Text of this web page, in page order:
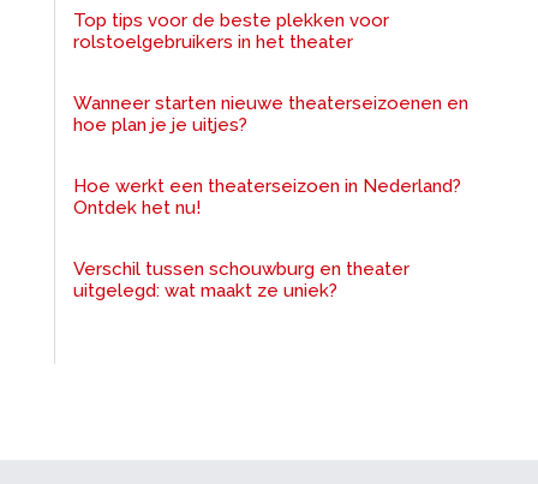
Top tips voor de beste plekken voor
rolstoelgebruikers in het theater
Wanneer starten nieuwe theaterseizoenen en
hoe plan je je uitjes?
Hoe werkt een theaterseizoen in Nederland?
Ontdek het nu!
Verschil tussen schouwburg en theater
uitgelegd: wat maakt ze uniek?